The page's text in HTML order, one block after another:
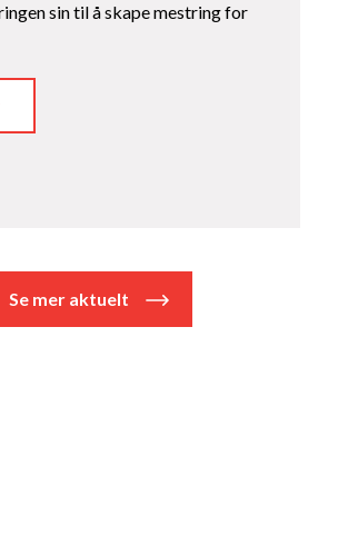
sin til å skape mestring for
Se mer aktuelt